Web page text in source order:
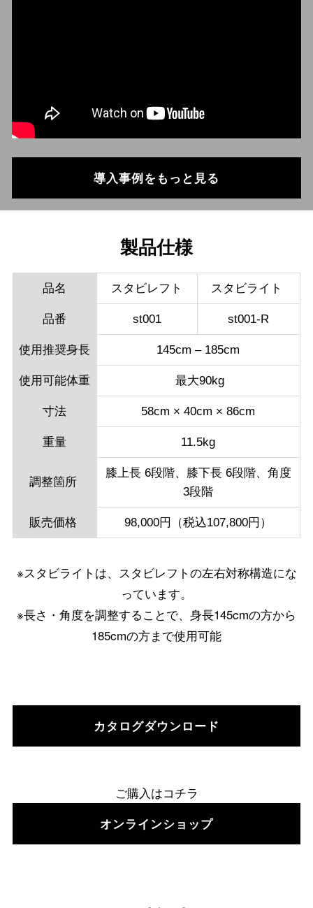
導入事例をもっと見る
製品仕様
品名 スタビレフト スタビライト
品番 st001 st001-R
使用推奨身長 145cm – 185cm
使用可能体重 最大90kg
寸法 58cm × 40cm × 86cm
重量 11.5kg
調整箇所
膝上長 6段階、膝下長 6段階、角度
3段階
販売価格 98,000円（税込107,800円）
※スタビライトは、スタビレフトの左右対称構造にな
っています。
※長さ・角度を調整することで、身長145cmの方から
185cmの方まで使用可能
カタログダウンロード
ご購入はコチラ
オンラインショップ